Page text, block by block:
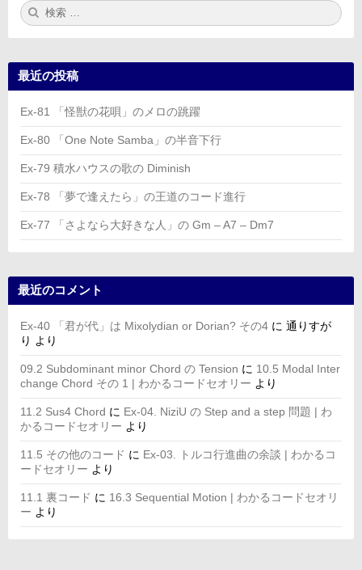
検
索:
最近の投稿
Ex-81 「怪獣の花唄」のメロの跳躍
Ex-80 「One Note Samba」の半音下行
Ex-79 積水ハウスの歌の Diminish
Ex-78 「夢で逢えたら」の王道のコード進行
Ex-77 「さよなら大好きな人」の Gm – A7 – Dm7
最近のコメント
Ex-40 「君が代」は Mixolydian or Dorian? その4 に 通りすが
り より
09.2 Subdominant minor Chord の Tension に 10.5 Modal Inter
change Chord その 1 | わかるコードセオリー より
11.2 Sus4 Chord に Ex-04. NiziU の Step and a step 問題 | わ
かるコードセオリー より
11.5 その他のコード に Ex-03. トルコ行進曲の余談 | わかるコ
ードセオリー より
11.1 裏コード に 16.3 Sequential Motion | わかるコードセオリ
ー より